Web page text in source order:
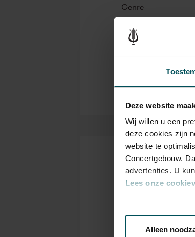
Deze website
Wij willen u een
deze cookies zijn
website te
Concertgebouw.
advertenties. U
Lees onze
Via de
Alleen
Genre
Onderdeel van serie
Kaarten